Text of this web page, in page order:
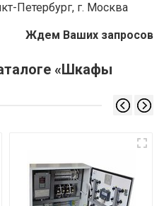
Петербург, г. Москва
Ждем Ваших запросов
«Шкафы